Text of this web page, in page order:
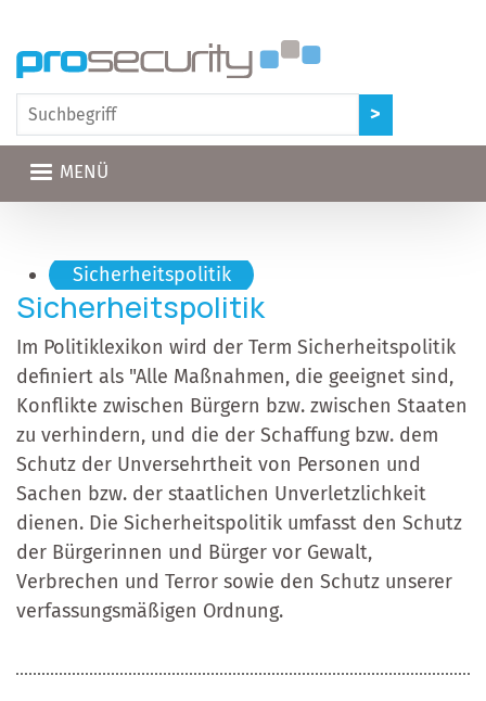
MENÜ
Hauptnavigation
Sicherheitspolitik
Sicherheitspolitik
Im Politiklexikon wird der Term Sicherheitspolitik
definiert als "Alle Maßnahmen, die geeignet sind,
Konflikte zwischen Bürgern bzw. zwischen Staaten
zu verhindern, und die der Schaffung bzw. dem
Schutz der Unversehrtheit von Personen und
Sachen bzw. der staatlichen Unverletzlichkeit
dienen. Die Sicherheitspolitik umfasst den Schutz
der Bürgerinnen und Bürger vor Gewalt,
Verbrechen und Terror sowie den Schutz unserer
verfassungsmäßigen Ordnung.